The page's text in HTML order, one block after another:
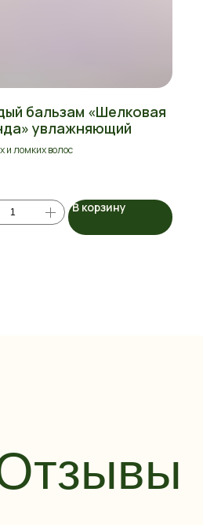
бальзам «Шелковая
увлажняющий
и ломких волос
В корзину